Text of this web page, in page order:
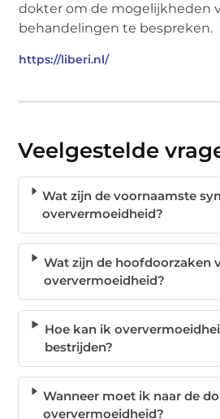
dokter om de mogelijkheden
behandelingen te bespreken.
https://liberi.nl/
Veelgestelde
Wat zijn de voornaamste
oververmoeidheid?
Wat zijn de hoofdoorzaken
oververmoeidheid?
Hoe kan ik
bestrijden?
Wanneer moet ik naar de
oververmoeidheid?